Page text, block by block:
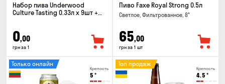
Набор пива Underwood
Culture Tasting 0.33л x 9шт +
0,00
грн за 1
Пиво Faxe Royal Strong 0.5л
Светлое, Фильтрованное, 8°
65,00
грн за 1 шт
Крепость
5 °
Только онлайн
Крепость
4.5 °
Топ продаж